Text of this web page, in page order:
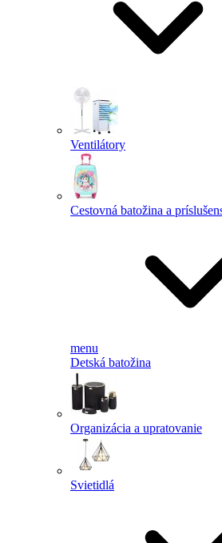
Ventilátory
Cestovná batožina a
menu
Detská batožina
Organizácia a upratovanie
Svietidlá